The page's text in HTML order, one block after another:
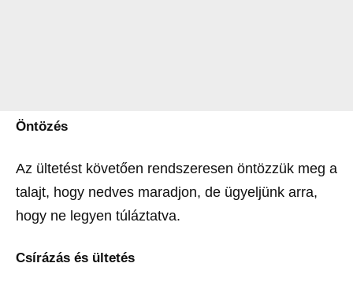
Öntözés
Az ültetést követően rendszeresen öntözzük meg a
talajt, hogy nedves maradjon, de ügyeljünk arra,
hogy ne legyen túláztatva.
Csírázás és ültetés